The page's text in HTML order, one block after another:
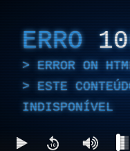
ERRO
ERROR ON
ESTE
INDISPONÍVEL